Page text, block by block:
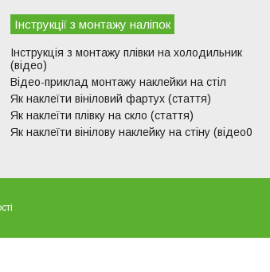
Інструкції з монтажу наліпок
Інструкція з монтажу плівки на холодильник
(відео)
Відео-приклад монтажу наклейки на стіл
Як наклеїти вініловий фартух (стаття)
Як наклеїти плівку на скло (стаття)
Як наклеїти вінілову наклейку на стіну (відео0